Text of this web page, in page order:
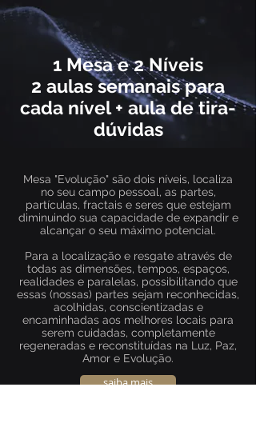
1 Mesa e 2 Níveis
2 aulas semanais para
cada nível + aula de tira-
dúvidas
Mesa "Evolução" são dois níveis, localiza
no seu campo pessoal, as partes,
partículas, fractais e seres que estejam
diminuindo sua capacidade de expandir e
alcançar o seu máximo potencial.
Para a localização e resgate através de
todas as dimensões, tempos, espaços,
realidades e paralelas, possibilitando que
essas (nossas) partes sejam reconhecidas,
acolhidas, conscientizadas e
encaminhadas aos melhores locais para
serem cuidadas, completamente
regeneradas e reconstituídas na Luz, Paz,
Amor e Evolução.
saiba mais